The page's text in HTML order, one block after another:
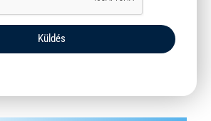
Küldés